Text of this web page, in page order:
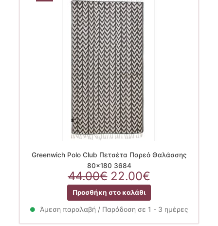
Greenwich Polo Club Πετσέτα Παρεό Θαλάσσης
80×180 3684
44.00€ Original
price
was:
44.00€.
22.00€Η
τρέχουσα
τιμή
είναι:
22.00€.
Προσθήκη στο καλάθι
Άμεση παραλαβή / Παράδοση σε 1 - 3 ημέρες